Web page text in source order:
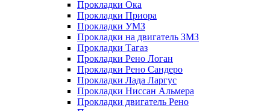
Прокладки Ока
Прокладки Приора
Прокладки УМЗ
Прокладки на двигатель ЗМЗ
Прокладки Тагаз
Прокладки Рено Логан
Прокладки Рено Сандеро
Прокладки Лада Ларгус
Прокладки Ниссан Альмера
Прокладки двигатель Рено